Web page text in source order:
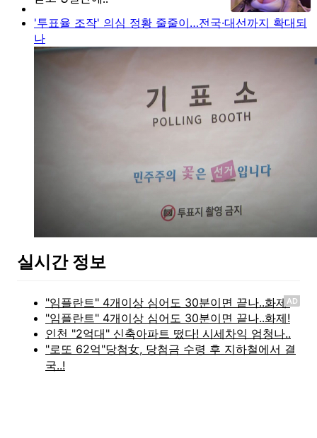
'투표율 조작' 의심 정황 줄줄이…전국·대선까지 확대되
나
실시간 정보
AD